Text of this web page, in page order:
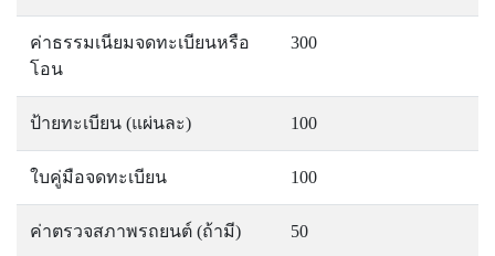
ค่าธรรมเนียมจดทะเบียนหรือ
โอน
300
ป้ายทะเบียน (แผ่นละ) 100
ใบคู่มือจดทะเบียน 100
ค่าตรวจสภาพรถยนต์ (ถ้ามี) 50